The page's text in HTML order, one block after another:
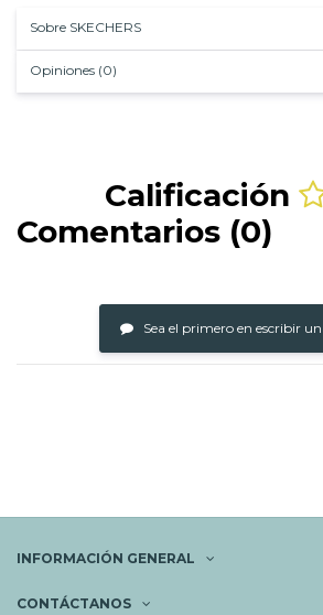
Sobre SKECHERS
Opiniones (0)
Calificación
Comentarios (0)
Sea el primero en escribir
INFORMACIÓN GENERAL
CONTÁCTANOS